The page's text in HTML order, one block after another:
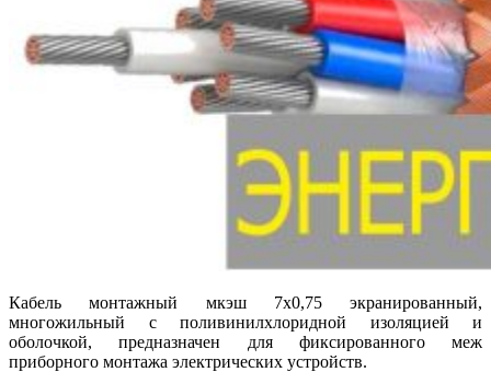
Кабель монтажный мкэш 7х0,75 экранированный,
многожильный с поливинилхлоридной изоляцией и
оболочкой, предназначен для фиксированного меж
приборного монтажа электрических устройств.